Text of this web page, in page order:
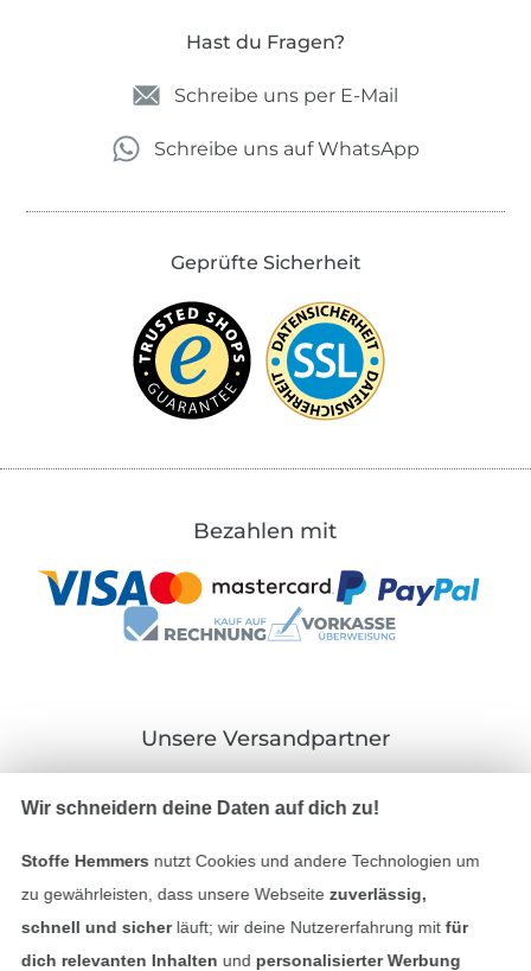
Hast du Fragen?
Schreibe uns per E-Mail
Schreibe uns auf WhatsApp
Geprüfte Sicherheit
Bezahlen mit
Unsere Versandpartner
Impressum
In den deutschen Shop wechseln (aktuell
Wir schneidern deine Daten auf dich zu!
Stoffe Hemmers nutzt Cookies und andere Technologien um
zu gewährleisten, dass unsere Webseite zuverlässig,
schnell und sicherläuft; wir deine Nutzererfahrung mitfür
dich relevanten Inhalten und personalisierter Werbung